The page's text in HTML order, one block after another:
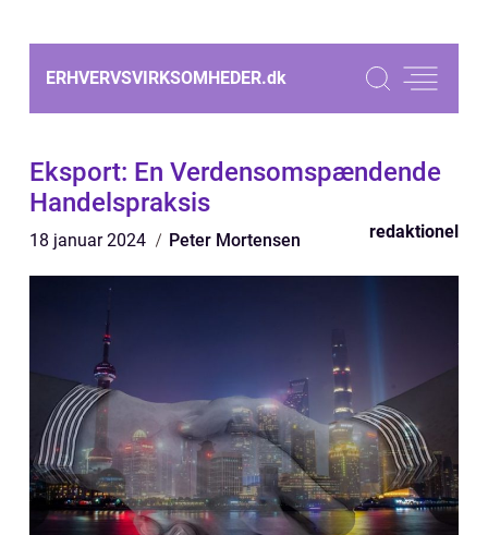
ERHVERVSVIRKSOMHEDER.dk
Eksport: En Verdensomspændende
Handelspraksis
18 januar 2024 Peter Mortensen redaktionel